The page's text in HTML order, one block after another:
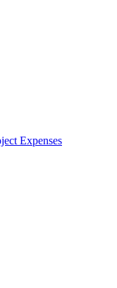
Expenses